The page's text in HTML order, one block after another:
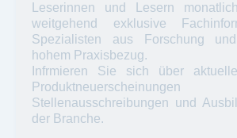
Leserinnen und Lesern
weitgehend exklusive
Spezialisten aus Forschung
hohem Praxisbezug.
Infrmieren Sie sich über
Stellenausschreibungen und
der Branche.